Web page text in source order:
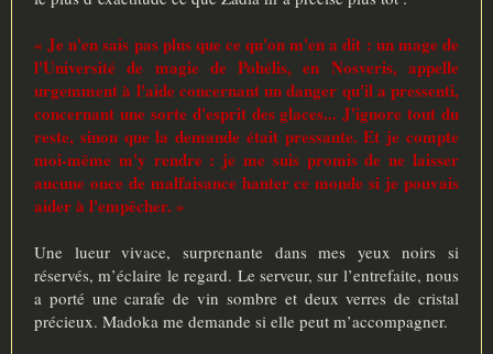
« Je n'en sais pas plus que ce qu'on m'en a dit : un mage de
l'Université de magie de Pohélis, en Nosveris, appelle
urgemment à l'aide concernant un danger qu'il a pressenti,
concernant une sorte d'esprit des glaces... J'ignore tout du
reste, sinon que la demande était pressante. Et je compte
moi-même m'y rendre : je me suis promis de ne laisser
aucune once de malfaisance hanter ce monde si je pouvais
aider à l'empêcher. »
Une lueur vivace, surprenante dans mes yeux noirs si
réservés, m’éclaire le regard. Le serveur, sur l’entrefaite, nous
a porté une carafe de vin sombre et deux verres de cristal
précieux. Madoka me demande si elle peut m’accompagner.